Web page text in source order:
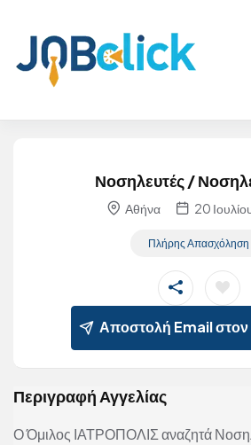
Νοσηλευτές /
Αθήνα 20
Πλήρης Απασχόληση
Αποστολή Email
Περιγραφή Αγγελίας
Ο Όμιλος ΙΑΤΡΟΠΟΛΙΣ αναζητά